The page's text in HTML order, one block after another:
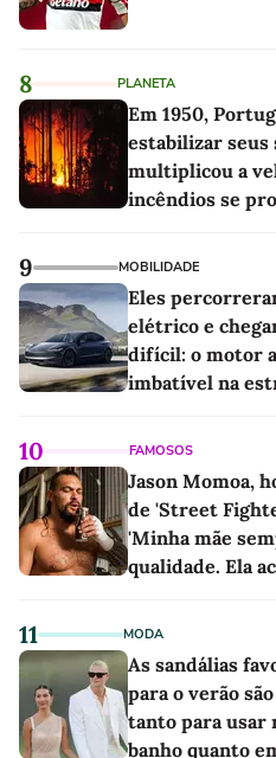
8 PLANETA
Em 1950,
estabilizar seus
multiplicou a
incêndios se
9 MOBILIDADE
Eles
elétrico e
difícil: o motor
imbatível na
10 FAMOSOS
Jason Momoa,
de 'Street
'Minha mãe
qualidade. Ela
11 MODA
As sandálias
para o verão
tanto para usar
banho quanto